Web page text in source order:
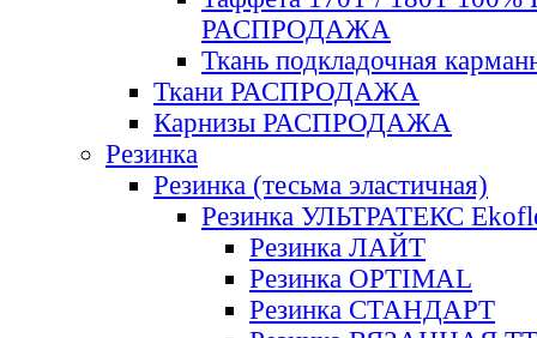
РАСПРОДАЖА
Ткань подкладочная
Ткани РАСПРОДАЖА
Карнизы РАСПРОДАЖА
Резинка
Резинка (тесьма эластичная)
Резинка УЛЬТРАТЕКС
Резинка ЛАЙТ
Резинка OPTIMAL
Резинка СТАНДАРТ